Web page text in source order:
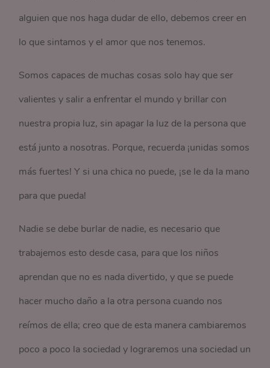
alguien que nos haga dudar de ello, debemos creer en
lo que sintamos y el amor que nos tenemos.
Somos capaces de muchas cosas solo hay que ser
valientes y salir a enfrentar el mundo y brillar con
nuestra propia luz, sin apagar la luz de la persona que
está junto a nosotras. Porque, recuerda ¡unidas somos
más fuertes! Y si una chica no puede, ¡se le da la mano
para que pueda!
Nadie se debe burlar de nadie, es necesario que
trabajemos esto desde casa, para que los niños
aprendan que no es nada divertido, y que se puede
hacer mucho daño a la otra persona cuando nos
reímos de ella; creo que de esta manera cambiaremos
poco a poco la sociedad y lograremos una sociedad un